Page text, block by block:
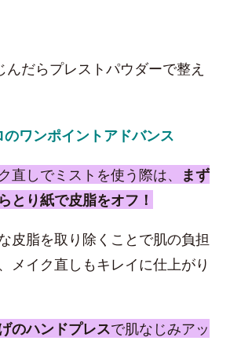
んだらプレストパウダーで整え
のワンポイントアドバンス
直しでミストを使う際は、
まず
とり紙で皮脂をオフ！
皮脂を取り除くことで肌の負担
メイク直しもキレイに仕上がり
のハンドプレスで肌なじみアッ